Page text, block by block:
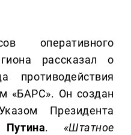
оперативного
рассказал о
противодействия
«БАРС». Он создан
Президента
. «Штатное